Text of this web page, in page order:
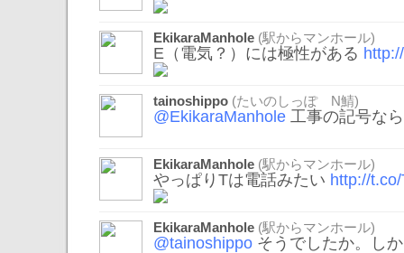
EkikaraManhole (駅からマンホール)
E（電気？）には極性がある
tainoshippo (たいのしっぽ N鯖)
@EkikaraManhole 工事の記号な
EkikaraManhole (駅からマンホール)
やっぱりTは電話みたい http://
EkikaraManhole (駅からマンホール)
@tainoshippo そうでしたか。し